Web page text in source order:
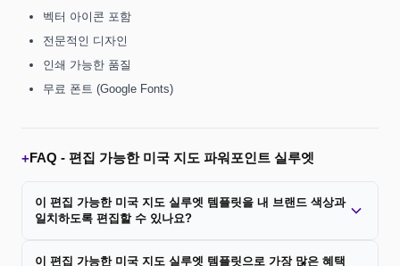
벡터 아이콘 포함
전문적인 디자인
인쇄 가능한 품질
무료 폰트 (Google Fonts)
+FAQ - 편집 가능한 미국 지도 파워포인트 실루엣
이 편집 가능한 미국 지도 실루엣 템플릿을 내 브랜드 색상과
일치하도록 편집할 수 있나요?
이 편집 가능한 미국 지도 실루엣 템플릿으로 가장 많은 혜택